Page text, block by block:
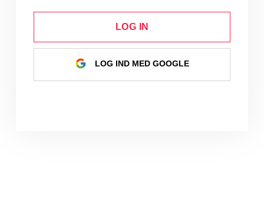
LOG IN
LOG IND MED GOOGLE